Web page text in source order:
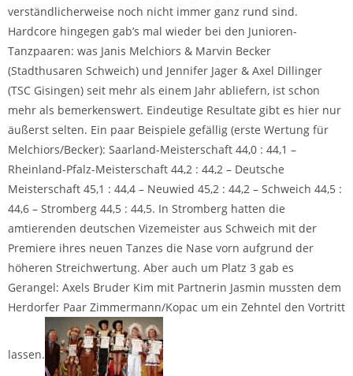
verständlicherweise noch nicht immer ganz rund sind.
Hardcore hingegen gab’s mal wieder bei den Junioren-
Tanzpaaren: was Janis Melchiors & Marvin Becker
(Stadthusaren Schweich) und Jennifer Jager & Axel Dillinger
(TSC Gisingen) seit mehr als einem Jahr abliefern, ist schon
mehr als bemerkenswert. Eindeutige Resultate gibt es hier nur
äußerst selten. Ein paar Beispiele gefällig (erste Wertung für
Melchiors/Becker): Saarland-Meisterschaft 44,0 : 44,1 –
Rheinland-Pfalz-Meisterschaft 44,2 : 44,2 – Deutsche
Meisterschaft 45,1 : 44,4 – Neuwied 45,2 : 44,2 – Schweich 44,5 :
44,6 – Stromberg 44,5 : 44,5. In Stromberg hatten die
amtierenden deutschen Vizemeister aus Schweich mit der
Premiere ihres neuen Tanzes die Nase vorn aufgrund der
höheren Streichwertung. Aber auch um Platz 3 gab es
Gerangel: Axels Bruder Kim mit Partnerin Jasmin mussten dem
Herdorfer Paar Zimmermann/Kopac um ein Zehntel den Vortritt
lassen.